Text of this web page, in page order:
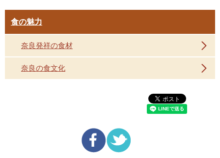
食の魅力
奈良発祥の食材
奈良の食文化